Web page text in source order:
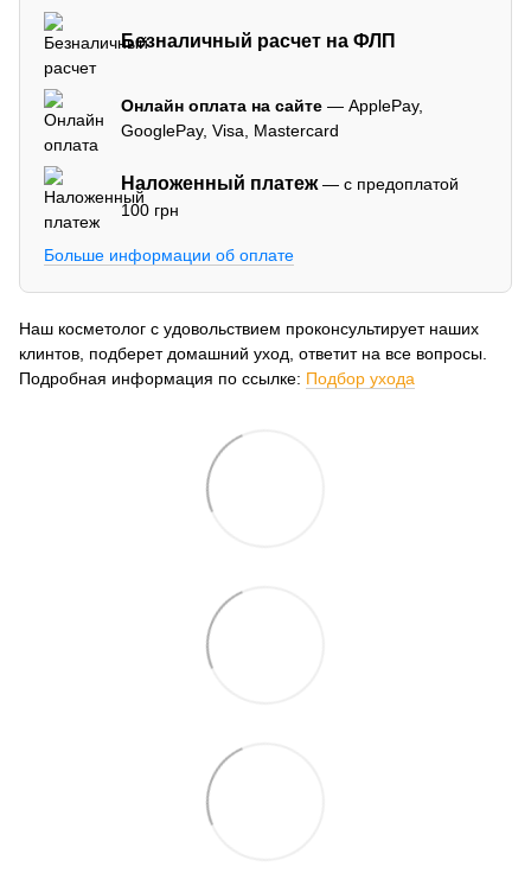
Безналичный расчет на ФЛП
Онлайн оплата на сайте — ApplePay,
GooglePay, Visa, Mastercard
Наложенный платеж— с предоплатой
100 грн
Больше информации об оплате
Наш косметолог с удовольствием проконсультирует наших
клинтов, подберет домашний уход, ответит на все вопросы.
Подробная информация по ссылке: Подбор ухода